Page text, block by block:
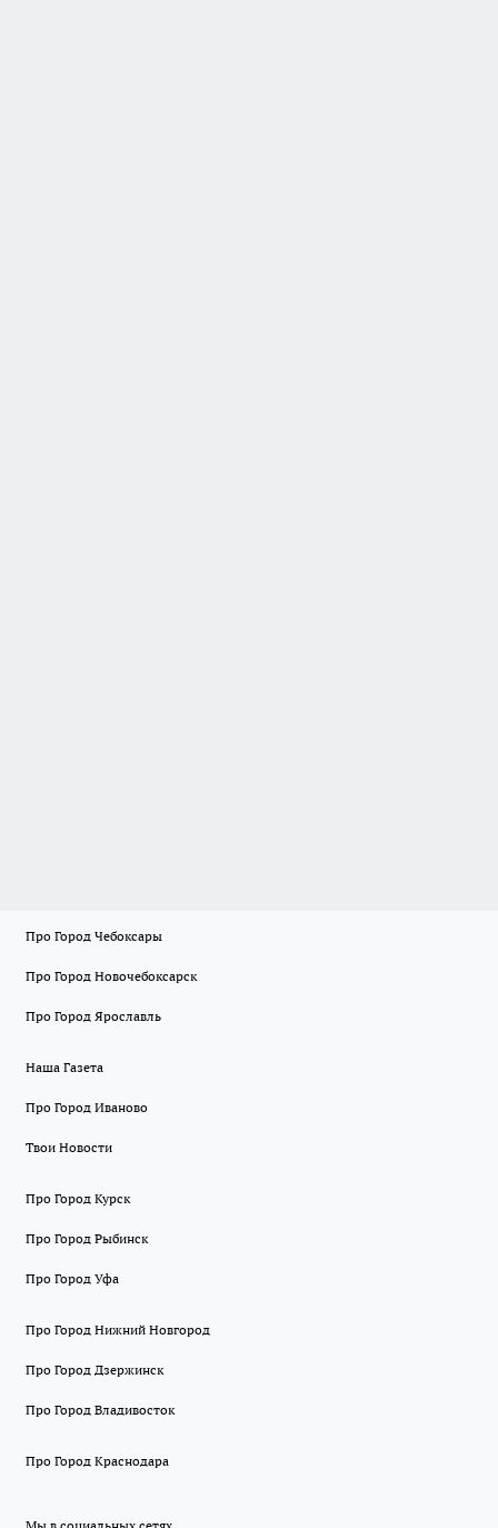
Про Город Чебоксары
Про Город Новочебоксарск
Про Город Ярославль
Наша Газета
Про Город Иваново
Твои Новости
Про Город Курск
Про Город Рыбинск
Про Город Уфа
Про Город Нижний Новгород
Про Город Дзержинск
Про Город Владивосток
Про Город Краснодара